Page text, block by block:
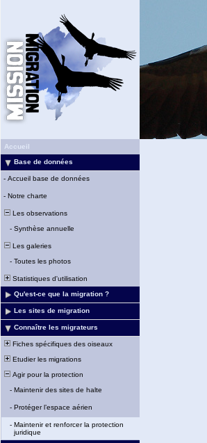
Accueil
Base de données
- Accueil base de données
- Notre charte
Les observations
- Synthèse annuelle
Les galeries
- Toutes les photos
Statistiques d'utilisation
Qu'est-ce que la migration ?
Les sites de migration
Connaître les migrateurs
Fiches spécifiques des oiseaux
Etudier les migrations
Agir pour la protection
- Maintenir des sites de halte
- Protéger l’espace aérien
- Maintenir et renforcer la protection
juridique